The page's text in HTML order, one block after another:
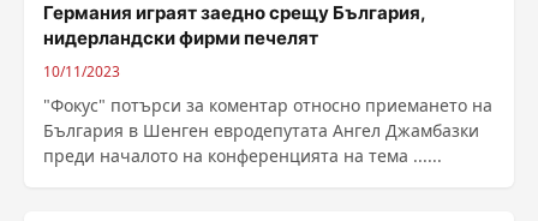
Германия играят заедно срещу България,
нидерландски фирми печелят
10/11/2023
"Фокус" потърси за коментар относно приемането на
България в Шенген евродепутата Ангел Джамбазки
преди началото на конференцията на тема ......